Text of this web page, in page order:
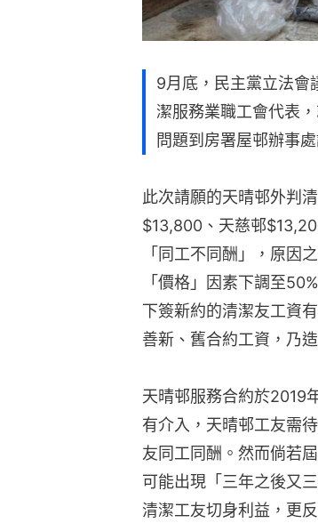
9月底，民主黨立法會
潔服務業職工會代表
問題到房署屋邨辦事處
此次請願的天晴邨外判
$13,800、天慈邨
「同工不同酬」，原因
「價格」因素下調至
下簽新約的清潔友工資
善新、舊合約工資，乃
天晴邨服務合約於2019
有介入，天晴邨工友需
友同工同酬。然而倘若
可能出現「三年之後又
清潔工友切身利益，更